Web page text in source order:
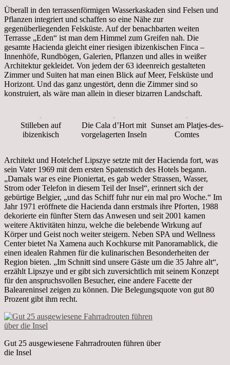
Überall in den terrassenförmigen Wasserkaskaden sind Felsen und
Pflanzen integriert und schaffen so eine Nähe zur
gegenüberliegenden Felsküste. Auf der benachbarten weiten
Terrasse „Eden“ ist man dem Himmel zum Greifen nah. Die
gesamte Hacienda gleicht einer riesigen ibizenkischen Finca –
Innenhöfe, Rundbögen, Galerien, Pflanzen und alles in weißer
Architektur gekleidet. Von jedem der 63 ideenreich gestalteten
Zimmer und Suiten hat man einen Blick auf Meer, Felsküste und
Horizont. Und das ganz ungestört, denn die Zimmer sind so
konstruiert, als wäre man allein in dieser bizarren Landschaft.
Stilleben auf
ibizenkisch
Die Cala d’Hort mit
vorgelagerten Inseln
Sunset am Platjes-des-
Comtes
Architekt und Hotelchef Lipszye setzte mit der Hacienda fort, was
sein Vater 1969 mit dem ersten Spatenstich des Hotels begann.
„Damals war es eine Pioniertat, es gab weder Strassen, Wasser,
Strom oder Telefon in diesem Teil der Insel“, erinnert sich der
gebürtige Belgier, „und das Schiff fuhr nur ein mal pro Woche.“ Im
Jahr 1971 eröffnete die Hacienda dann erstmals ihre Pforten, 1988
dekorierte ein fünfter Stern das Anwesen und seit 2001 kamen
weitere Aktivitäten hinzu, welche die belebende Wirkung auf
Körper und Geist noch weiter steigern. Neben SPA und Wellness
Center bietet Na Xamena auch Kochkurse mit Panoramablick, die
einen idealen Rahmen für die kulinarischen Besonderheiten der
Region bieten. „Im Schnitt sind unsere Gäste um die 35 Jahre alt“,
erzählt Lipszye und er gibt sich zuversichtlich mit seinem Konzept
für den anspruchsvollen Besucher, eine andere Facette der
Baleareninsel zeigen zu können. Die Belegungsquote von gut 80
Prozent gibt ihm recht.
Gut 25 ausgewiesene Fahrradrouten führen über
die Insel